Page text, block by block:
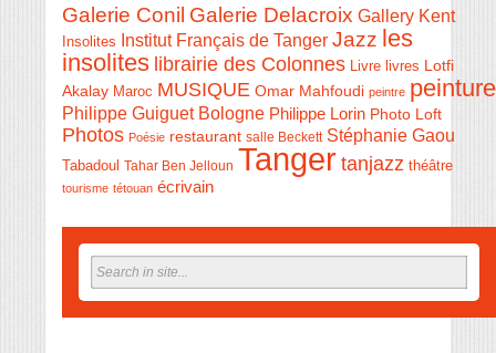
Galerie Conil Galerie Delacroix Gallery Kent
Insolites Institut Français de Tanger Jazz les
insolites librairie des Colonnes Livre livres Lotfi
Akalay Maroc MUSIQUE Omar Mahfoudi peintre peinture
Philippe Guiguet Bologne Philippe Lorin Photo Loft
Photos Poésie restaurant salle Beckett Stéphanie Gaou
Tabadoul Tahar Ben Jelloun Tanger tanjazz théâtre
tourisme tétouan écrivain